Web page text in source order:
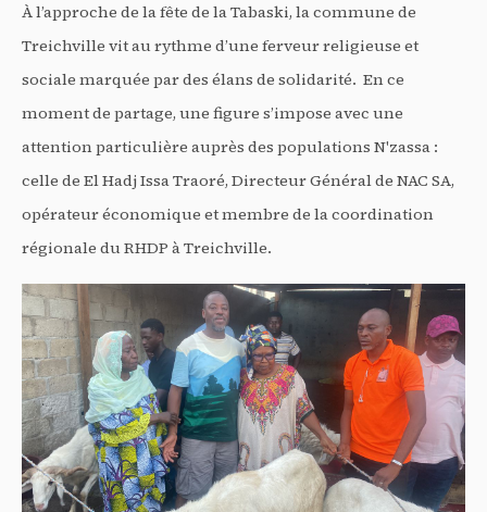
À l’approche de la fête de la Tabaski, la commune de
Treichville vit au rythme d’une ferveur religieuse et
sociale marquée par des élans de solidarité. En ce
moment de partage, une figure s’impose avec une
attention particulière auprès des populations N'zassa :
celle de El Hadj Issa Traoré, Directeur Général de NAC SA,
opérateur économique et membre de la coordination
régionale du RHDP à Treichville.